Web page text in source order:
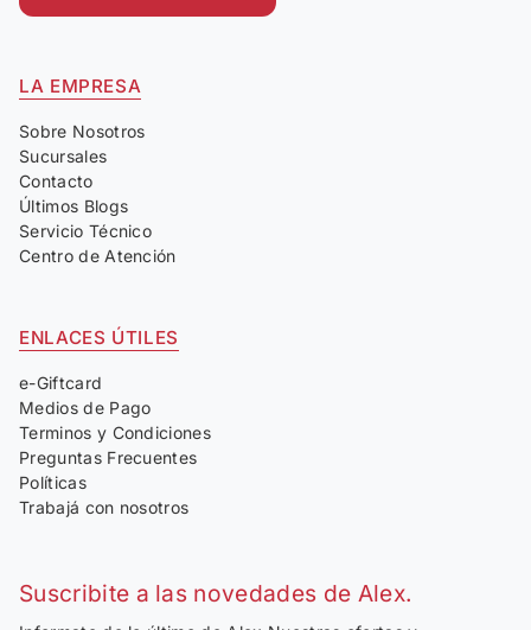
LA EMPRESA
Sobre Nosotros
Sucursales
Contacto
Últimos Blogs
Servicio Técnico
Centro de Atención
ENLACES ÚTILES
e-Giftcard
Medios de Pago
Terminos y Condiciones
Preguntas Frecuentes
Políticas
Trabajá con nosotros
Suscribite a las novedades de Alex.